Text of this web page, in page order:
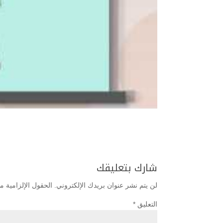
شارك بتعليقك
لن يتم نشر عنوان بريدك الإلكتروني. الحقول الإلزامية
التعليق *